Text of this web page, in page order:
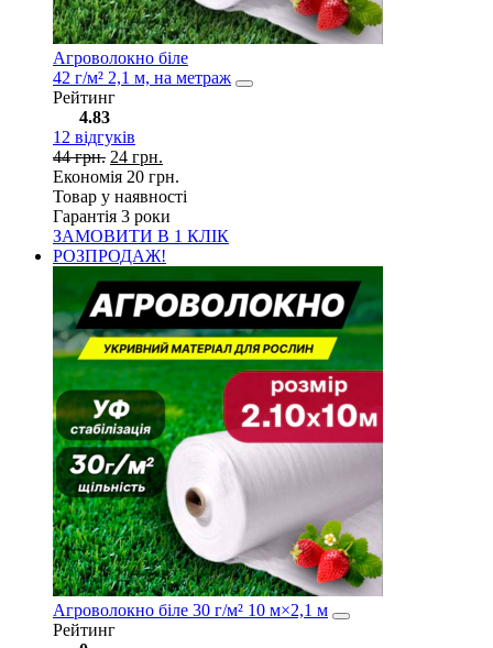
Агроволокно біле
42 г/м² 2,1 м, на метраж
Рейтинг
4.83
12 відгуків
44грн. 24 грн.
Економія 20 грн.
Товар у наявності
Гарантія 3 роки
ЗАМОВИТИ В 1 КЛІК
РОЗПРОДАЖ!
Агроволокно біле 30 г/м² 10 м×2,1 м
Рейтинг